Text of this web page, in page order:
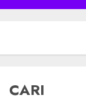
CARI